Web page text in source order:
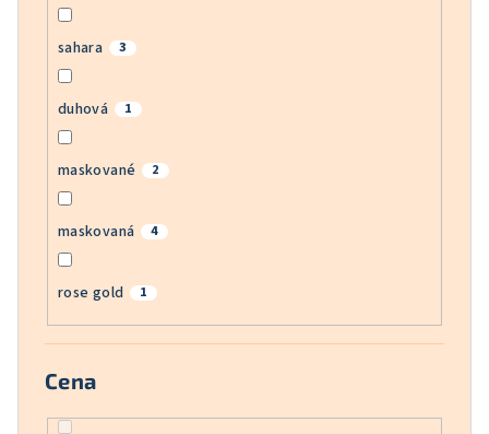
sahara 3
duhová 1
maskované 2
maskovaná 4
rose gold 1
Cena